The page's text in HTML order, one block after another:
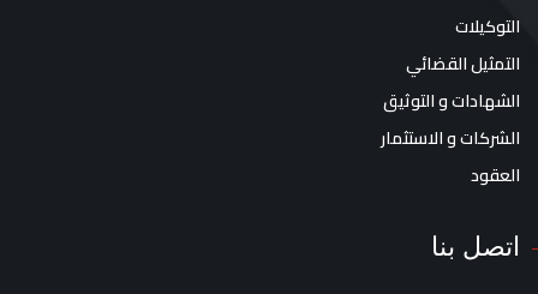
التوكيلات
التمثيل القضائي
الشهادات و التوثيق
الشركات و الاستثمار
العقود
اتصل بنا